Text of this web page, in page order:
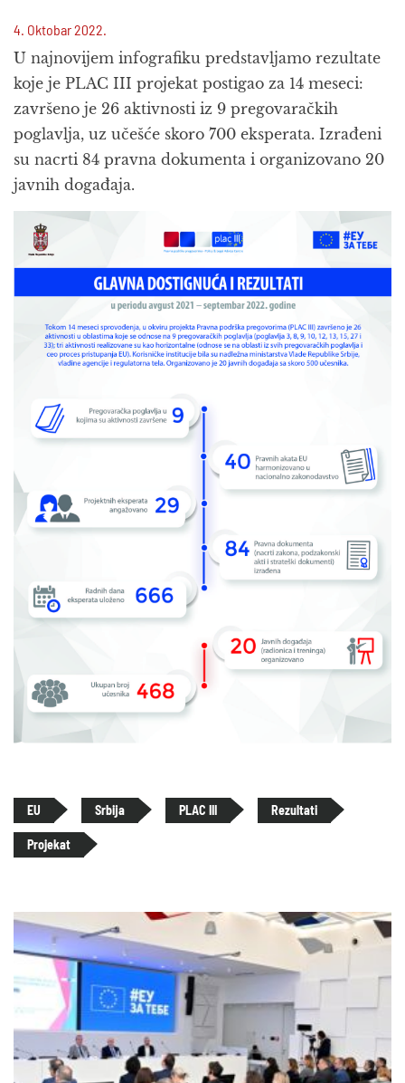
4. Oktobar 2022.
U najnovijem infografiku predstavljamo rezultate
koje je PLAC III projekat postigao za 14 meseci:
završeno je 26 aktivnosti iz 9 pregovaračkih
poglavlja, uz učešće skoro 700 eksperata. Izrađeni
su nacrti 84 pravna dokumenta i organizovano 20
javnih događaja.
EU Srbija PLAC III Rezultati
Projekat